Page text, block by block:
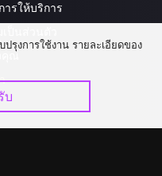
รให้บริการ
คุณ
ปรุงการใช้งาน รายละเอียดของ
บ